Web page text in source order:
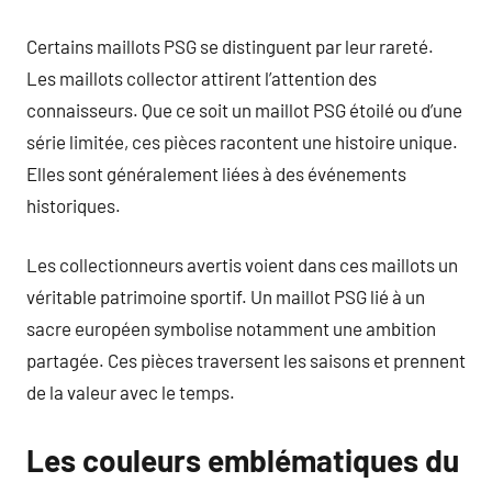
Certains maillots PSG se distinguent par leur rareté.
Les maillots collector attirent l’attention des
connaisseurs. Que ce soit un maillot PSG étoilé ou d’une
série limitée, ces pièces racontent une histoire unique.
Elles sont généralement liées à des événements
historiques.
Les collectionneurs avertis voient dans ces maillots un
véritable patrimoine sportif. Un maillot PSG lié à un
sacre européen symbolise notamment une ambition
partagée. Ces pièces traversent les saisons et prennent
de la valeur avec le temps.
Les couleurs emblématiques du